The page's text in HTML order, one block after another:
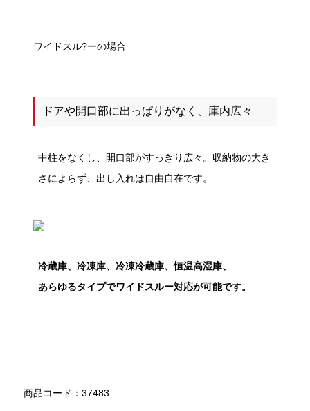
ワイドスル?ーの場合
ドアや開口部に出っぱりがなく、庫内広々
中柱をなくし、開口部がすっきり広々。収納物の大き
さによらず、出し入れは自由自在です。
冷蔵庫、冷凍庫、冷凍冷蔵庫、恒温高湿庫、
あらゆるタイプでワイドスルー対応が可能です。
商品コード：37483